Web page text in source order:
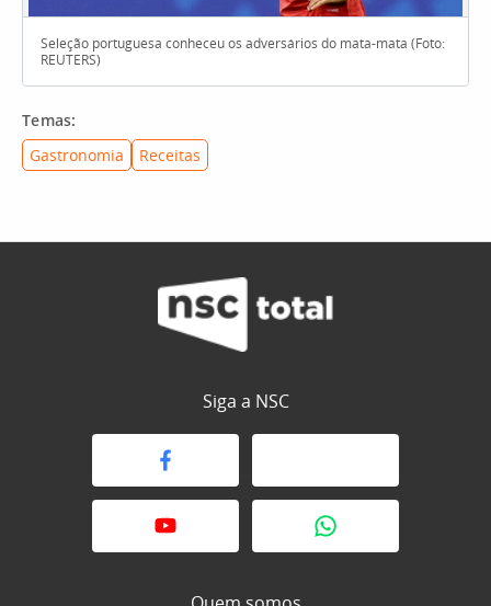
Seleção portuguesa conheceu os adversários do mata-mata (Foto:
REUTERS)
Temas:
Gastronomia
Receitas
Siga a NSC